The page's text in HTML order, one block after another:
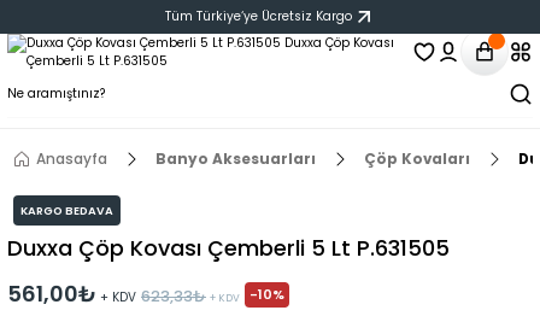
Tüm Türkiye‘ye Ücretsiz Kargo
Anasayfa Banyo Aksesuarları Çöp Kovaları
KARGO BEDAVA
Duxxa Çöp Kovası Çemberli 5 Lt P.631505
561,00₺ + KDV 623,33₺ + KDV -10%